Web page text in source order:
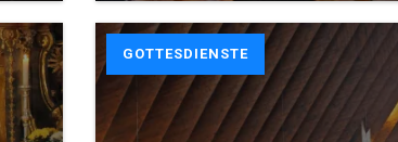
GOTTESDIENSTE